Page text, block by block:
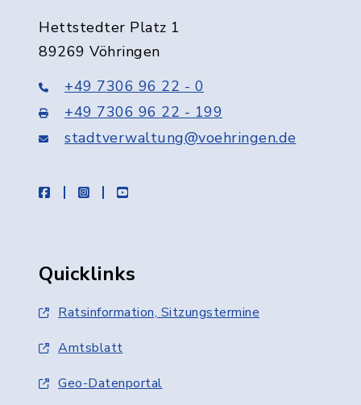
Hettstedter Platz 1
89269 Vöhringen
+49 7306 96 22 - 0
+49 7306 96 22 - 199
stadtverwaltung@voehringen.de
facebookinstagramyoutube
Quicklinks
Ratsinformation, Sitzungstermine
Amtsblatt
Geo-Datenportal